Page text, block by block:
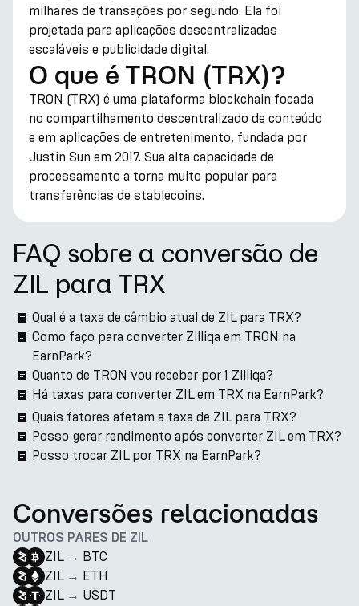
milhares de transações por segundo. Ela foi
projetada para aplicações descentralizadas
escaláveis e publicidade digital.
O que é TRON (TRX)?
TRON (TRX) é uma plataforma blockchain focada
no compartilhamento descentralizado de conteúdo
e em aplicações de entretenimento, fundada por
Justin Sun em 2017. Sua alta capacidade de
processamento a torna muito popular para
transferências de stablecoins.
FAQ sobre a conversão de
ZIL para TRX
Qual é a taxa de câmbio atual de ZIL para TRX?
Como faço para converter Zilliqa em TRON na
EarnPark?
Quanto de TRON vou receber por 1 Zilliqa?
Há taxas para converter ZIL em TRX na EarnPark?
Quais fatores afetam a taxa de ZIL para TRX?
Posso gerar rendimento após converter ZIL em TRX?
Posso trocar ZIL por TRX na EarnPark?
Conversões relacionadas
OUTROS PARES DE ZIL
ZIL → BTC
ZIL → ETH
ZIL → USDT